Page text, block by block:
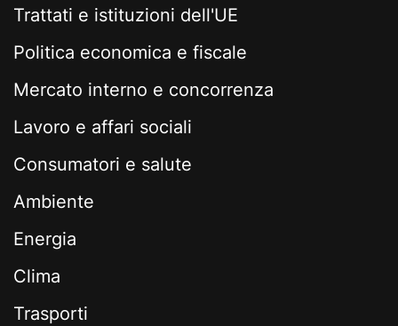
Trattati e istituzioni dell'UE
Politica economica e fiscale
Mercato interno e concorrenza
Lavoro e affari sociali
Consumatori e salute
Ambiente
Energia
Clima
Trasporti